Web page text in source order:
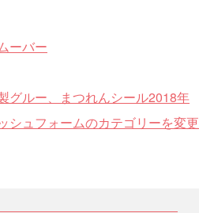
ーバー
グルー、まつれんシール2018年
シュフォームのカテゴリーを変更